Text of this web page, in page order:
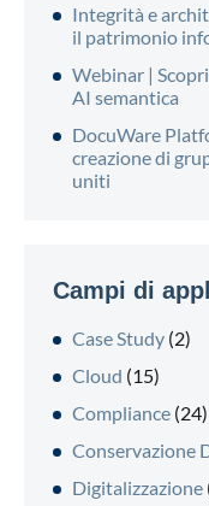
Integrità e
il patrimonio
Webinar |
AI semantica
DocuWare
creazione di
uniti
Campi di
Case Study (2)
Cloud (15)
Compliance (24)
Conservazione
Digitalizzazione